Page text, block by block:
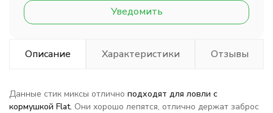
Уведомить
Описание Характеристики Отзывы
Данные стик миксы отлично подходят для ловли с
кормушкой Flat. Они хорошо лепятся, отлично держат заброс